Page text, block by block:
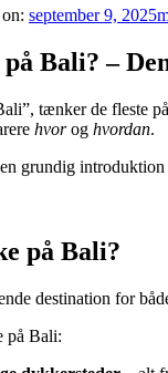
september 9, 2025
Bali? –
tænker de fleste
hvorog hvordan.
grundig
på Bali?
destination for
på Bali: